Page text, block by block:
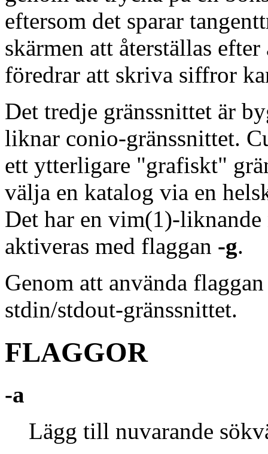
eftersom det sparar
skärmen att återställas
föredrar att skriva siffror
Det tredje gränssnittet är
liknar conio-gränssnittet.
ett ytterligare "grafiskt"
välja en katalog via en
Det har en vim(1)-
aktiveras med flaggan -g.
Genom att använda
stdin/stdout-gränssnittet.
FLAGGOR
-a
Lägg till nuvarande